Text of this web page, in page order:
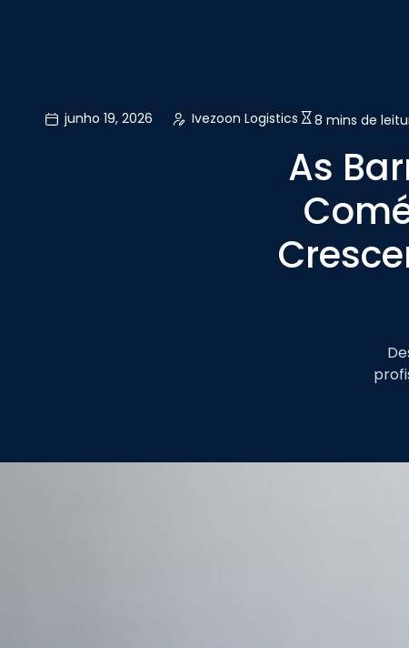
junho 19, 2026 Ivezoon Logistics 8 mins de
As